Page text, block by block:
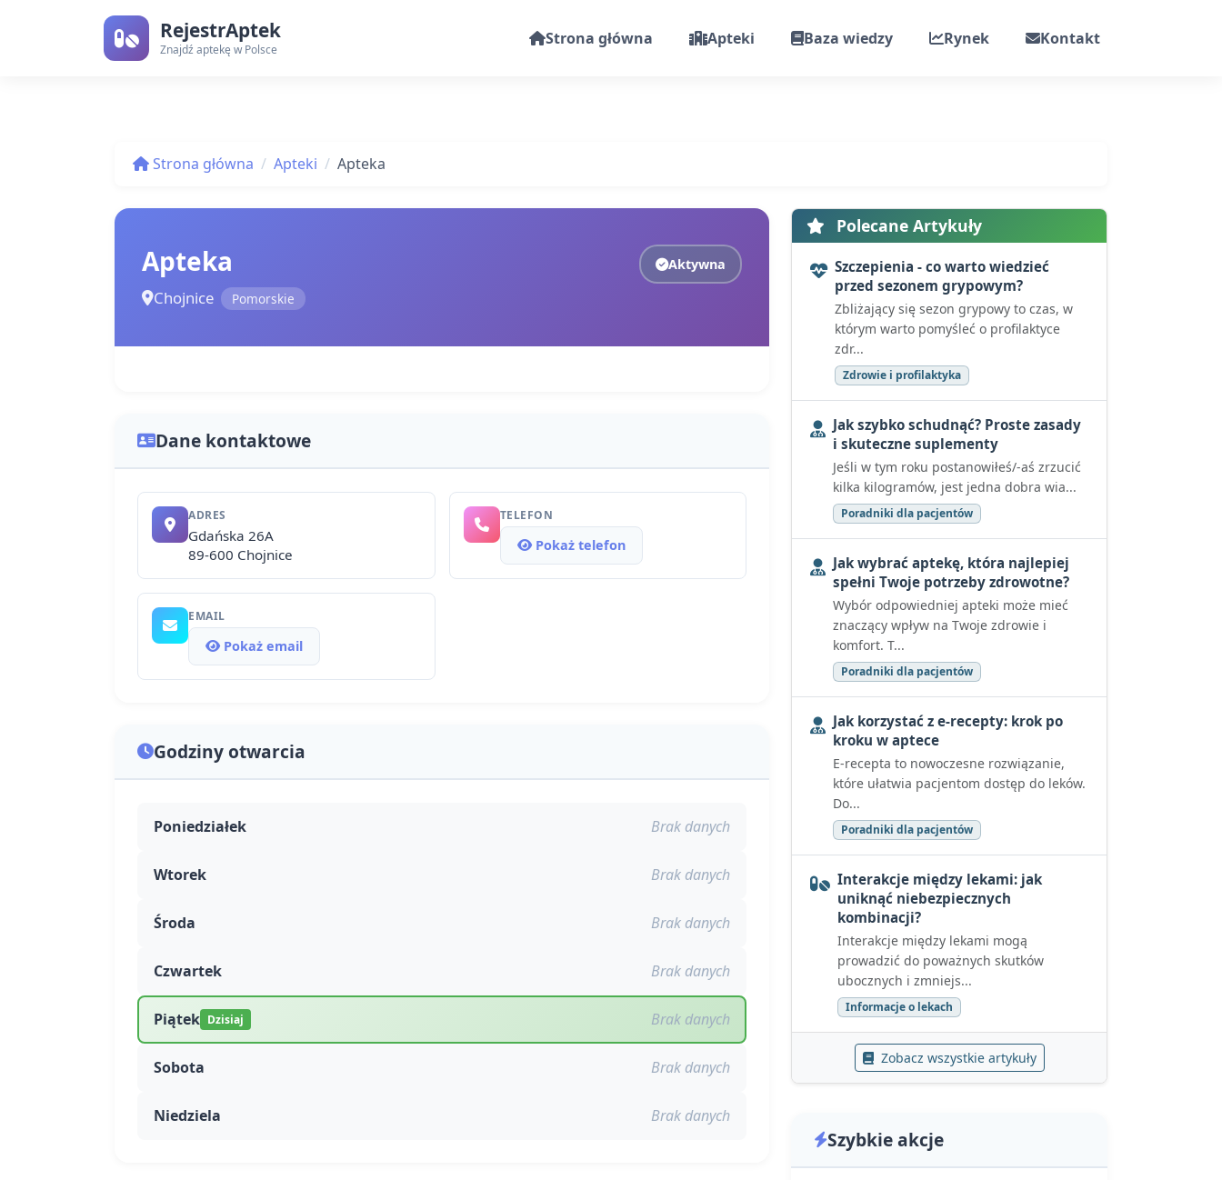
RejestrAptek
Znajdź aptekę w Polsce
Strona główna Apteki Baza wiedzy Rynek Kontakt
Strona główna Apteki Apteka
Apteka
Chojnice Pomorskie
Aktywna
Dane kontaktowe
ADRES
Gdańska 26A
89-600 Chojnice
TELEFON
Pokaż telefon
EMAIL
Pokaż email
Godziny otwarcia
Poniedziałek Brak danych
Wtorek Brak danych
Środa Brak danych
Czwartek Brak danych
Piątek Dzisiaj Brak danych
Sobota Brak danych
Niedziela Brak danych
Polecane Artykuły
Szczepienia - co warto wiedzieć
przed sezonem grypowym?
Zbliżający się sezon grypowy to czas, w
którym warto pomyśleć o profilaktyce
zdr...
Zdrowie i profilaktyka
Jak szybko schudnąć? Proste zasady
i skuteczne suplementy
Jeśli w tym roku postanowiłeś/-aś zrzucić
kilka kilogramów, jest jedna dobra wia...
Poradniki dla pacjentów
Jak wybrać aptekę, która najlepiej
spełni Twoje potrzeby zdrowotne?
Wybór odpowiedniej apteki może mieć
znaczący wpływ na Twoje zdrowie i
komfort. T...
Poradniki dla pacjentów
Jak korzystać z e-recepty: krok po
kroku w aptece
E-recepta to nowoczesne rozwiązanie,
które ułatwia pacjentom dostęp do leków.
Do...
Poradniki dla pacjentów
Interakcje między lekami: jak
uniknąć niebezpiecznych
kombinacji?
Interakcje między lekami mogą
prowadzić do poważnych skutków
ubocznych i zmniejs...
Informacje o lekach
Zobacz wszystkie artykuły
Szybkie akcje